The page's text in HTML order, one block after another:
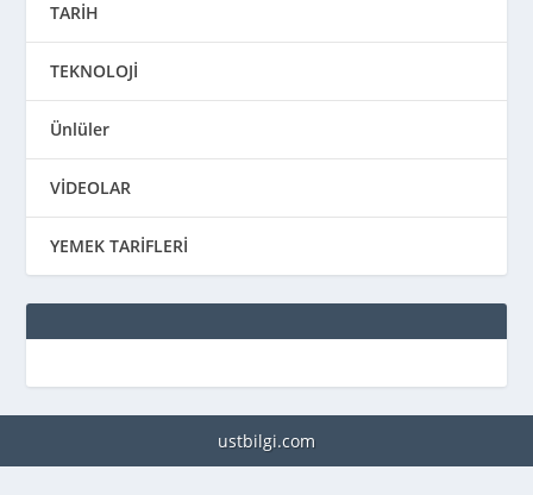
TARİH
TEKNOLOJİ
Ünlüler
VİDEOLAR
YEMEK TARİFLERİ
ustbilgi.com